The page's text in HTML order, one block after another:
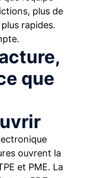
plus de
rapides.
que
ouvrent la
et PME. La